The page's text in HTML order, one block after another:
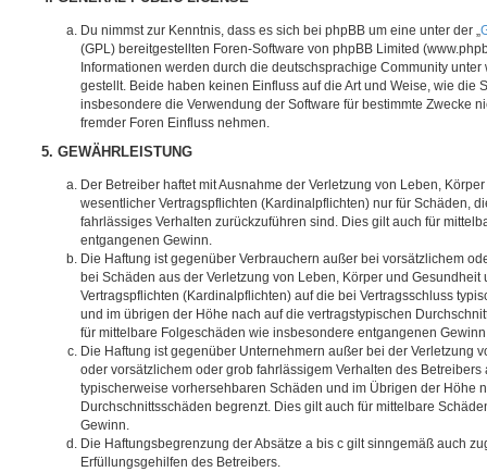
Du nimmst zur Kenntnis, dass es sich bei phpBB um eine unter der „
(GPL) bereitgestellten Foren-Software von phpBB Limited
Informationen werden durch die deutschsprachige Community unter
gestellt. Beide haben keinen Einfluss auf die Art und Weise, wie die
insbesondere die Verwendung der Software für bestimmte Zwecke
fremder Foren Einfluss nehmen.
5. GEWÄHRLEISTUNG
Der Betreiber haftet mit Ausnahme der Verletzung von Leben,
wesentlicher Vertragspflichten (Kardinalpflichten) nur für Schäden,
fahrlässiges Verhalten zurückzuführen sind. Dies gilt auch für
entgangenen Gewinn.
Die Haftung ist gegenüber Verbrauchern außer bei vorsätzlichem
bei Schäden aus der Verletzung von Leben, Körper und
Vertragspflichten (Kardinalpflichten) auf die bei Vertragsschluss
und im übrigen der Höhe nach auf die vertragstypischen
für mittelbare Folgeschäden wie insbesondere entgangenen
Die Haftung ist gegenüber Unternehmern außer bei der Verletzung
oder vorsätzlichem oder grob fahrlässigem Verhalten des Betreibers
typischerweise vorhersehbaren Schäden und im Übrigen der Höhe
Durchschnittsschäden begrenzt. Dies gilt auch für mittelbare
Gewinn.
Die Haftungsbegrenzung der Absätze a bis c gilt sinngemäß auch
Erfüllungsgehilfen des Betreibers.